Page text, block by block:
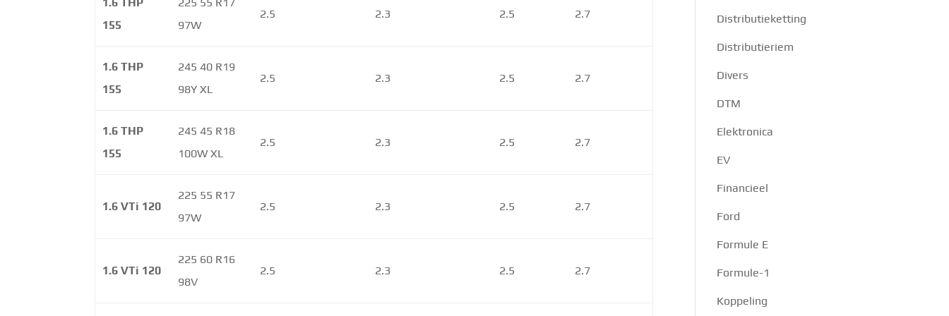
155
97W
2.5 2.3 2.5 2.7
1.6 THP
155
245 40 R19
98Y XL
2.5 2.3 2.5 2.7
1.6 THP
155
245 45 R18
100W XL
2.5 2.3 2.5 2.7
1.6 VTi 120
225 55 R17
97W
2.5 2.3 2.5 2.7
1.6 VTi 120
225 60 R16
98V
2.5 2.3 2.5 2.7
Distributieketting
Distributieriem
Divers
DTM
Elektronica
EV
Financieel
Ford
Formule E
Formule-1
Koppeling